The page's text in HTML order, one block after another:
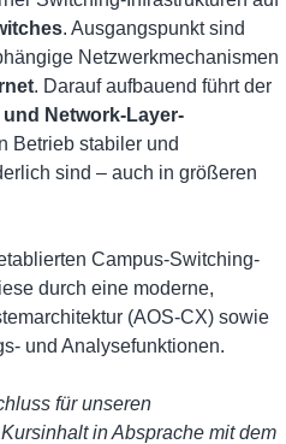
. Ausgangspunkt sind
Netzwerkmechanismen
. Darauf aufbauend führt der
und Network-Layer-
Betrieb stabiler und
sind – auch in größeren
Campus-Switching-
durch eine moderne,
(AOS-CX) sowie
und Analysefunktionen.
für unseren
in Absprache mit dem